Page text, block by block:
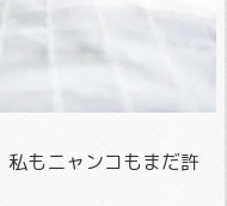
もニャンコもまだ許